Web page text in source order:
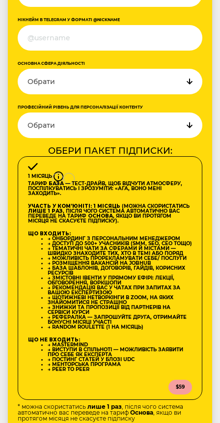
+380
НІКНЕЙМ В TELEGRAM У ФОРМАТІ @NICKNAME
ОСНОВНА СФЕРА ДІЯЛЬНОСТІ
ПРОФЕСІЙНИЙ РІВЕНЬ ДЛЯ ПЕРСОНАЛІЗАЦІЇ КОНТЕНТУ
ОБЕРИ ПАКЕТ ПІДПИСКИ:
1 МІСЯЦЬ
ТАРИФ БАЗА— ТЕСТ-ДРАЙВ, ЩОБ ВІДЧУТИ АТМОСФЕРУ,
ПОСПІЛКУВАТИСЬ І ЗРОЗУМІТИ: «АГА, ВОНО МЕНІ
ЗАХОДИТЬ».
УЧАСТЬ У КОМʼЮНІТІ: 1 МІСЯЦЬ (МОЖНА СКОРИСТАТИСЬ
ЛИШЕ 1 РАЗ, ПІСЛЯ ЧОГО СИСТЕМА АВТОМАТИЧНО ВАС
ПЕРЕВЕДЕ НА ТАРИФ ОСНОВА, ЯКЩО ВИ ПРОТЯГОМ
МІСЯЦЯ НЕ СКАСУЄТЕ ПІДПИСКУ).
ЩО ВХОДИТЬ:
→ ОНБОРДИНГ З ПЕРСОНАЛЬНИМ МЕНЕДЖЕРОМ
→ ДОСТУП ДО 500+ УЧАСНИКІВ (SMM, SEO, CEO ТОЩО)
→ ТЕМАТИЧНІ ЧАТИ ЗА СФЕРАМИ Й МІСТАМИ —
ШВИДКО ЗНАХОДИТЕ ТИХ, ХТО В ТЕМІ АБО ПОРЯД
→ МОЖЛИВІСТЬ ПРОРЕКЛАМУВАТИ СЕБЕ/ ПОСЛУГИ
→ РОЗМІЩЕННЯ ВАКАНСІЙ НА JOBHUB
→ БАЗА ШАБЛОНІВ, ДОГОВОРІВ, ГАЙДІВ, КОРИСНИХ
РЕСУРСІВ
→ ЗМІСТОВНІ ІВЕНТИ У ПРЯМОМУ ЕФІРІ: ЛЕКЦІЇ,
ОБГОВОРЕННЯ, ВОРКШОПИ
→ РЕКОМЕНДАЦІЯ ВАС У ЧАТАХ ПРИ ЗАПИТАХ ЗА
ВАШОЮ ЕКСПЕРТИЗОЮ
→ ЩОТИЖНЕВІ НЕТВОРКІНГИ В ZOOM, НА ЯКИХ
ЗНАЙОМИТИСЯ НЕ СТРАШНО
→ ЗНИЖКИ ТА ПРОПОЗИЦІЇ ВІД ПАРТНЕРІВ НА
СЕРВІСИ КУРСИ
→ РЕФЕРАЛКА — ЗАПРОШУЙТЕ ДРУГА, ОТРИМАЙТЕ
БОНУСНІ МІСЯЦІ УЧАСТІ
→ RANDOM ROULETTE (1 НА МІСЯЦЬ)
ЩО НЕ ВХОДИТЬ:
→ MASTERMIND
→ ВИСТУПИ В СПІЛЬНОТІ — МОЖЛИВІСТЬ ЗАЯВИТИ
ПРО СЕБЕ ЯК ЕКСПЕРТА
→ ПОСТИНГ СТАТЕЙ У БЛОЗІ UDC
→ МЕНТОРСЬКА ПРОГРАМА
→ PEER TO PEER
$59
* можна скористатись лише 1 раз, після чого система
автоматично вас переведе на тариф Основа, якщо ви
протягом місяця не скасуєте підписку